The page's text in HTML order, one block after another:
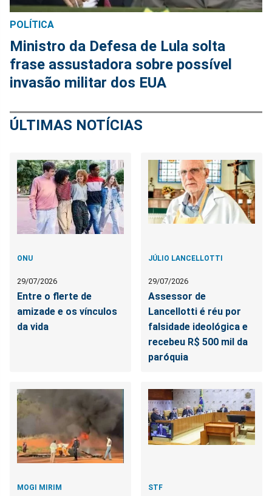
POLÍTICA
Ministro da Defesa de Lula solta
frase assustadora sobre possível
invasão militar dos EUA
ÚLTIMAS NOTÍCIAS
ONU
29/07/2026
Entre o flerte de
amizade e os vínculos
da vida
JÚLIO LANCELLOTTI
29/07/2026
Assessor de
Lancellotti é réu por
falsidade ideológica e
recebeu R$ 500 mil da
paróquia
MOGI MIRIM STF